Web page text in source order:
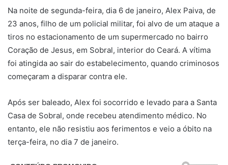
Na noite de segunda-feira, dia 6 de janeiro, Alex Paiva, de
23 anos, filho de um policial militar, foi alvo de um ataque a
tiros no estacionamento de um supermercado no bairro
Coração de Jesus, em Sobral, interior do Ceará. A vítima
foi atingida ao sair do estabelecimento, quando criminosos
começaram a disparar contra ele.
Após ser baleado, Alex foi socorrido e levado para a Santa
Casa de Sobral, onde recebeu atendimento médico. No
entanto, ele não resistiu aos ferimentos e veio a óbito na
terça-feira, no dia 7 de janeiro.